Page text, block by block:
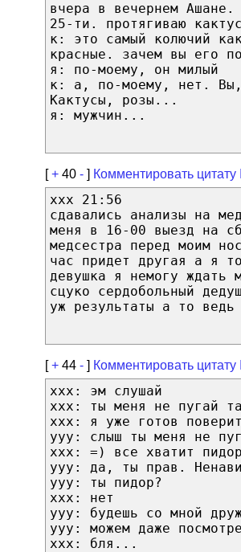
вчера в вечернем
25-ти. протягиваю
к: это самый колючий
красные. зачем вы его
я: по-моему, он милый
к: а, по-моему, нет. Вы,
Кактусы, розы...
я: мужчин...
[+ 40 - ] Комментировать
xxx 21:56
сдавались анализы на
меня в 16-00 выезд на
медсестра перед моим
час придет другая а я
девушка я немогу ждать
сцуко сердобольный
уж результаты а то
[+ 44 - ] Комментировать
xxx: эм слушай
xxx: ты меня не пугай
xxx: я уже готов
yyy: слыш ты меня не
xxx: =) все хватит
yyy: да, ты прав.
yyy: ты пидор?
xxx: нет
yyy: будешь со мной
yyy: можем даже
xxx: бля...